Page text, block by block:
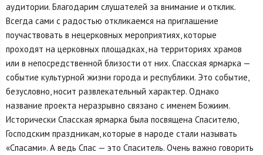
аудитории. Благодарим слушателей за внимание и отклик.
Всегда сами с радостью откликаемся на приглашение
поучаствовать в нецерковных мероприятиях, которые
проходят на церковных площадках, на территориях храмов
или в непосредственной близости от них. Спасская ярмарка —
событие культурной жизни города и республики. Это событие,
безусловно, носит развлекательный характер. Однако
название проекта неразрывно связано с именем Божиим.
Исторически Спасская ярмарка была посвящена Спасителю,
Господским праздникам, которые в народе стали называть
«Спасами». А ведь Спас — это Спаситель. Очень важно говорить